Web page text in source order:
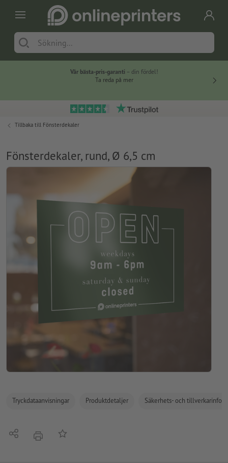
Vår bästa-pris-garanti – din fördel!
Ta reda på mer
Tillbaka till Fönsterdekaler
Fönsterdekaler, rund, Ø 6,5 cm
Tryckdataanvisningar Produktdetaljer Säkerhets- och
Dela erbjudandePå anteckningslistan